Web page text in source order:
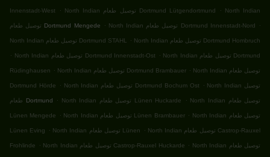
Innenstadt-West . North Indian توصيل طعام Dortmund Lütgendortmund . North Indian
توصيل طعام Dortmund Mengede . North Indian توصيل طعام Dortmund Innenstadt-Nord .
North Indian توصيل طعام Dortmund STAHL .
North Indian توصيل طعام Dortmund Hombruch
.
North Indian توصيل طعام Dortmund Innenstadt-Ost . North Indian توصيل طعام Dortmund
Rüdinghausen . North Indian توصيل طعام Dortmund Brambauer . North Indian توصيل طعام
Dortmund Hörde . North Indian توصيل طعام Dortmund Bochum Ost . North Indian توصيل
طعام Dortmund . North Indian توصيل طعام Lünen Huckarde . North Indian توصيل طعام
Lünen Mengede . North Indian توصيل طعام Lünen Brambauer . North Indian توصيل طعام
Lünen Eving . North Indian توصيل طعام Lünen . North Indian توصيل طعام Castrop-Rauxel
Frohlinde . North Indian توصيل طعام Castrop-Rauxel Huckarde . North Indian توصيل طعام